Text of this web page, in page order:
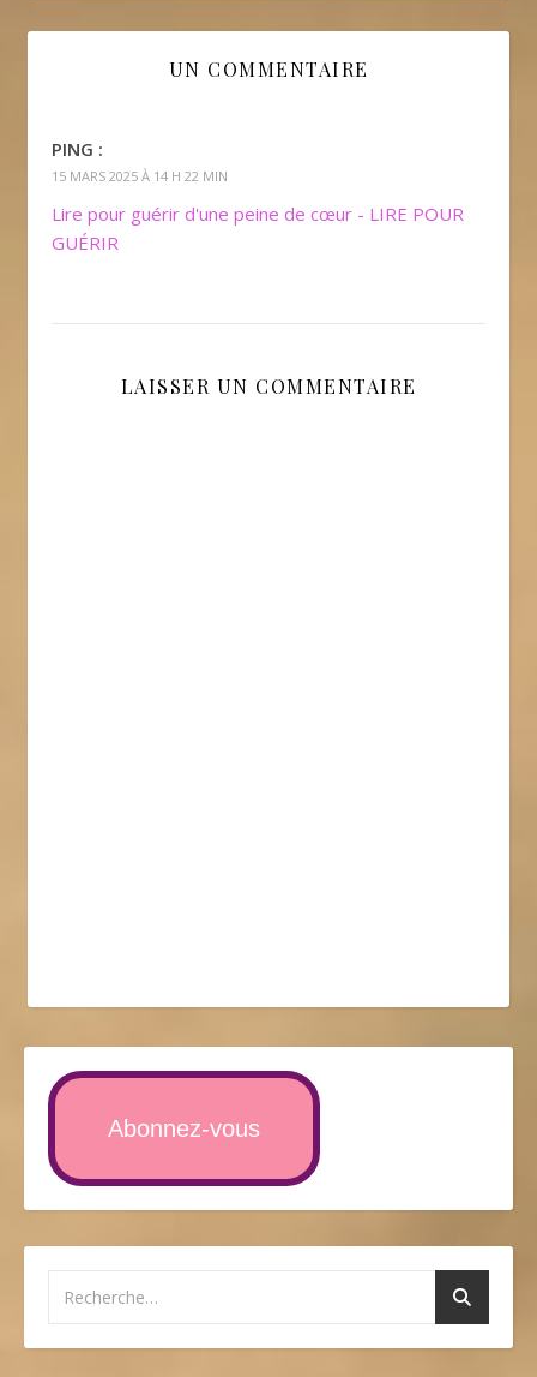
UN COMMENTAIRE
PING :
15 MARS 2025 À 14 H 22 MIN
Lire pour guérir d'une peine de cœur - LIRE POUR
GUÉRIR
LAISSER UN COMMENTAIRE
Abonnez-vous